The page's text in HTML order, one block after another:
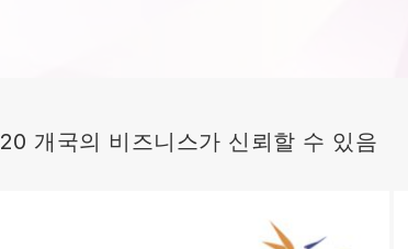
20 개국의 비즈니스가 신뢰할 수 있음